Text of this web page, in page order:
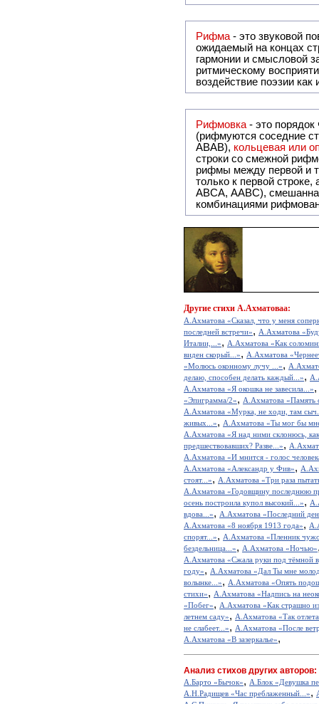
Рифма - это звуковой повтор, традиционно используемый в поэзии и, как
ожидаемый на концах
гармонии и смысловой
ритмическому
воздействие поэзии
Рифмовка - это
(рифмуются соседние
ABAB), кольцевая или
строки со смежной
рифмы между первой и
только к первой
ABCA, AABC), смешанная или вольная рифмовка (рифмовка в сложных строфах с различными
комбинациями
Другие стихи А.Ахматоваа:
А.Ахматова «Сказал, что у меня
последней встречи», А.Ахматова
Италии,...», А.Ахматова «Как
виден скорый...», А.Ахматова
«Молюсь оконному лучу ...»,
делаю, способен делать каждый...»,
А.Ахматова «Я окошка не завесила...»,
«Эпиграмма/2», А.Ахматова «Память
А.Ахматова «Мурка, не ходи, там
живых...», А.Ахматова «Ты мог бы
А.Ахматова «Я над ними склонюсь,
предшествовавших? Разве...»,
А.Ахматова «И мнится - голос
А.Ахматова «Александр у Фив»,
стоят...», А.Ахматова «Три раза
А.Ахматова «Годовщину последнюю
осень построила купол высокий...»,
вдова...», А.Ахматова «Последний
А.Ахматова «8 ноября 1913 года»,
спорят...», А.Ахматова «Пленник
бездельница...», А.Ахматова «Ночью»
А.Ахматова «Сжала руки под тёмной
году», А.Ахматова «Дал Ты мне
волынке...», А.Ахматова «Опять
стихи», А.Ахматова «Надпись на
«Побег», А.Ахматова «Как страшно
летнем саду», А.Ахматова «Так
не слабеет...», А.Ахматова «После
А.Ахматова «В зазеркалье»,
Анализ стихов других авторов:
А.Барто «Бычок», А.Блок «Девушка
А.Н.Радищев «Час преблаженный...»,